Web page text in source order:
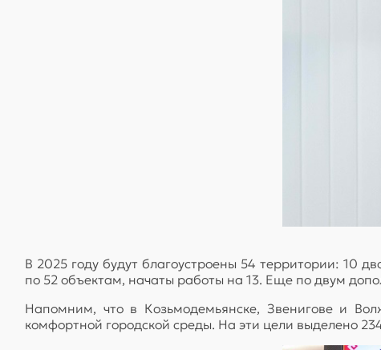
В 2025 году будут благоустроены 54 территории: 10
по 52 объектам, начаты работы на 13. Еще по двум
Напомним, что в Козьмодемьянске, Звенигове и
комфортной городской среды. На эти цели выделено